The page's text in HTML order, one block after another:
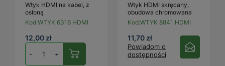
Wtyk HDMI na kabel, z
osłoną
Kod:WTYK 6316 HDMI
12,00 zł
- +
Wtyk HDMI skręcany,
obudowa chromowana
Kod:WTYK 8841 HDMI
11,70 zł
Powiadom o
dostępności